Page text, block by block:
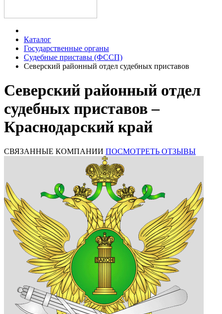
Каталог
Государственные органы
Судебные приставы (ФССП)
Северский районный отдел судебных приставов
Северский районный отдел
судебных приставов –
Краснодарский край
СВЯЗАННЫЕ КОМПАНИИ ПОСМОТРЕТЬ ОТЗЫВЫ